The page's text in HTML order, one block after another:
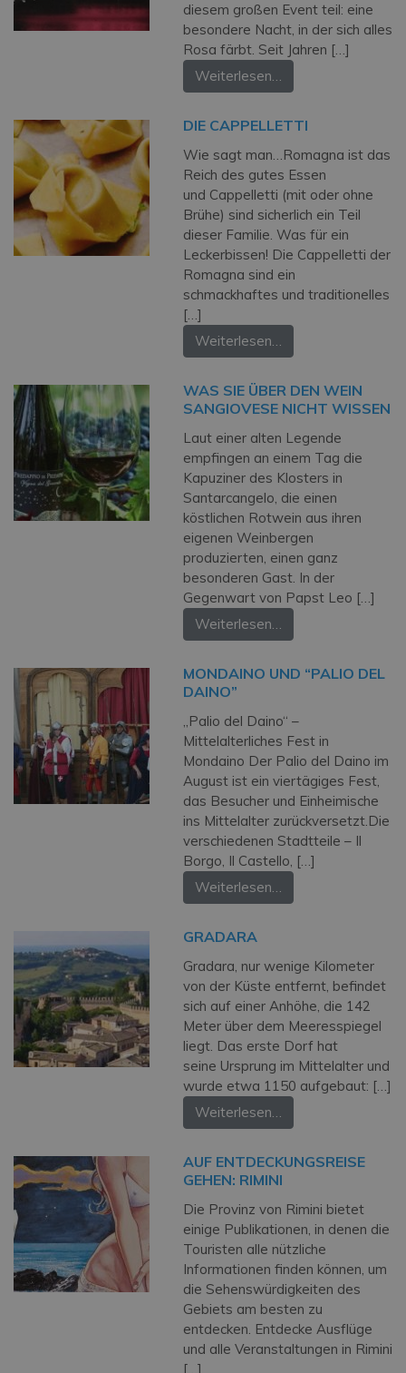
diesem großen Event teil: eine
besondere Nacht, in der sich alles
Rosa färbt. Seit Jahren […]
Weiterlesen…
DIE CAPPELLETTI
Wie sagt man…Romagna ist das
Reich des gutes Essen
und Cappelletti (mit oder ohne
Brühe) sind sicherlich ein Teil
dieser Familie. Was für ein
Leckerbissen! Die Cappelletti der
Romagna sind ein
schmackhaftes und traditionelles
[…]
Weiterlesen…
WAS SIE ÜBER DEN WEIN
SANGIOVESE NICHT WISSEN
Laut einer alten Legende
empfingen an einem Tag die
Kapuziner des Klosters in
Santarcangelo, die einen
köstlichen Rotwein aus ihren
eigenen Weinbergen
produzierten, einen ganz
besonderen Gast. In der
Gegenwart von Papst Leo […]
Weiterlesen…
MONDAINO UND “PALIO DEL
DAINO”
„Palio del Daino“ –
Mittelalterliches Fest in
Mondaino Der Palio del Daino im
August ist ein vier­tägiges Fest,
das Besucher und Einheimische
ins Mittelalter zurückversetzt.Die
verschiedenen Stadtteile – Il
Borgo, Il Castello, […]
Weiterlesen…
GRADARA
Gradara, nur wenige Kilometer
von der Küste entfernt, befindet
sich auf einer Anhöhe, die 142
Meter über dem Meeresspiegel
liegt. Das erste Dorf hat
seine Ursprung im Mittelalter und
wurde etwa 1150 aufgebaut: […]
Weiterlesen…
AUF ENTDECKUNGSREISE
GEHEN: RIMINI
Die Provinz von Rimini bietet
einige Publikationen, in denen die
Touristen alle nützliche
Informationen finden können, um
die Sehenswürdigkeiten des
Gebiets am besten zu
entdecken. Entdecke Ausflüge
und alle Veranstaltungen in Rimini
[…]